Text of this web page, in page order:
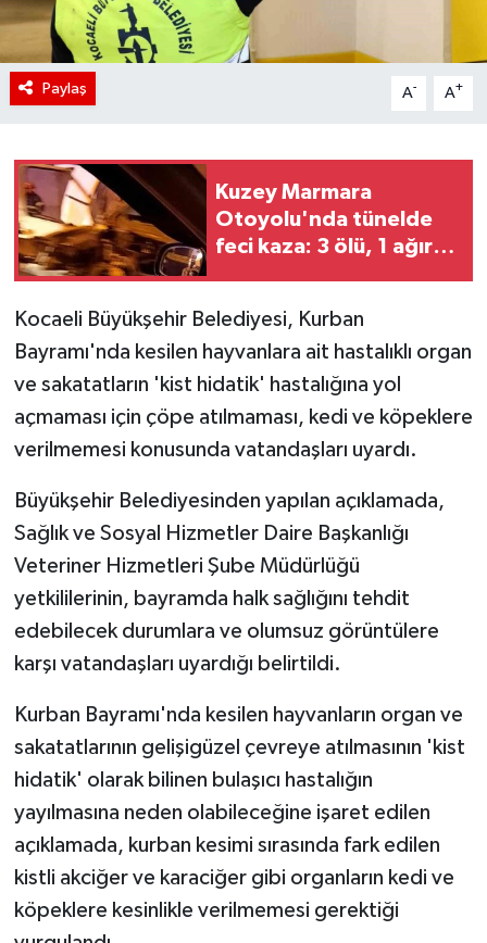
Paylaş A- A+
Kuzey Marmara
Otoyolu'nda tünelde
feci kaza: 3 ölü, 1 ağır
Kocaeli Büyükşehir Belediyesi, Kurban
Bayramı'nda kesilen hayvanlara ait hastalıklı organ
ve sakatatların 'kist hidatik' hastalığına yol
açmaması için çöpe atılmaması, kedi ve köpeklere
verilmemesi konusunda vatandaşları uyardı.
Büyükşehir Belediyesinden yapılan açıklamada,
Sağlık ve Sosyal Hizmetler Daire Başkanlığı
Veteriner Hizmetleri Şube Müdürlüğü
yetkililerinin, bayramda halk sağlığını tehdit
edebilecek durumlara ve olumsuz görüntülere
karşı vatandaşları uyardığı belirtildi.
Kurban Bayramı'nda kesilen hayvanların organ ve
sakatatlarının gelişigüzel çevreye atılmasının 'kist
hidatik' olarak bilinen bulaşıcı hastalığın
yayılmasına neden olabileceğine işaret edilen
açıklamada, kurban kesimi sırasında fark edilen
kistli akciğer ve karaciğer gibi organların kedi ve
köpeklere kesinlikle verilmemesi gerektiği